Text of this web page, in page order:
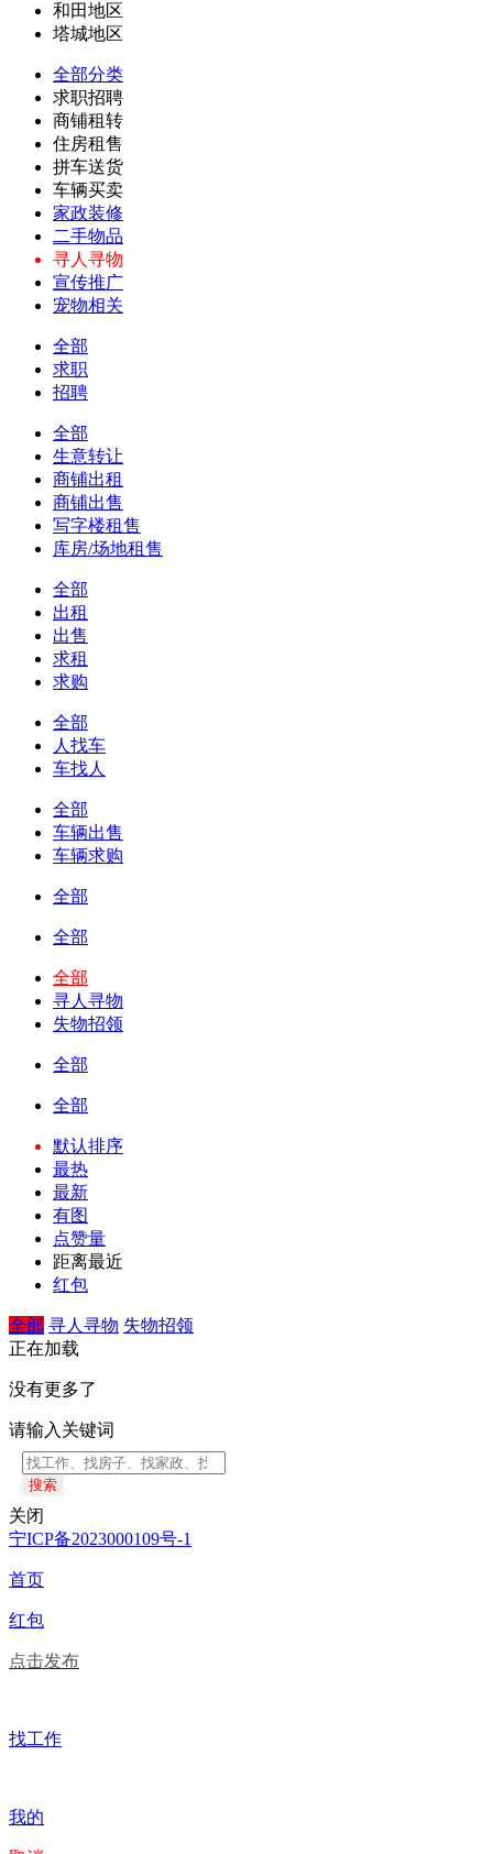
和田地区
塔城地区
全部分类
求职招聘
商铺租转
住房租售
拼车送货
车辆买卖
家政装修
二手物品
寻人寻物
宣传推广
宠物相关
全部
求职
招聘
全部
生意转让
商铺出租
商铺出售
写字楼租售
库房/场地租售
全部
出租
出售
求租
求购
全部
人找车
车找人
全部
车辆出售
车辆求购
全部
全部
全部
寻人寻物
失物招领
全部
全部
默认排序
最热
最新
有图
点赞量
距离最近
红包
全部 寻人寻物 失物招领
正在加载
没有更多了
请输入关键词
搜索
关闭
宁ICP备2023000109号-1
首页
红包
点击发布
找工作
我的